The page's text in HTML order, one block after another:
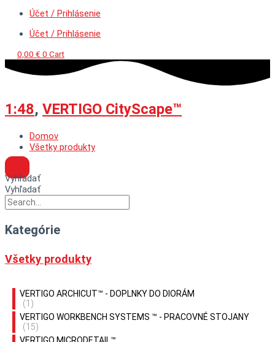
Účet / Prihlásenie
Účet / Prihlásenie
0,00 € 0 Cart
1:48, VERTIGO CityScape™
Domov
Všetky produkty
Vyhľadať
Vyhľadať
Kategórie
Všetky produkty
VERTIGO ARCHICUT™ - DOPLNKY DO DIORÁM
(1)
VERTIGO WORKBENCH SYSTEMS ™ - PRACOVNÉ STOJANY
(15)